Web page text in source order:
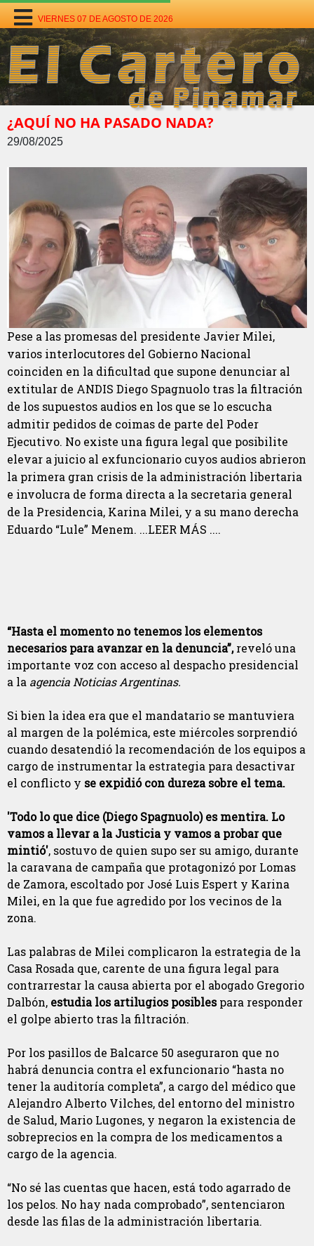
VIERNES 07 DE AGOSTO DE 2026
¿AQUÍ NO HA PASADO NADA?
29/08/2025
Pese a las promesas del presidente Javier Milei,
varios interlocutores del Gobierno Nacional
coinciden en la dificultad que supone denunciar al
extitular de ANDIS Diego Spagnuolo tras la filtración
de los supuestos audios en los que se lo escucha
admitir pedidos de coimas de parte del Poder
Ejecutivo. No existe una figura legal que posibilite
elevar a juicio al exfuncionario cuyos audios abrieron
la primera gran crisis de la administración libertaria
e involucra de forma directa a la secretaria general
de la Presidencia, Karina Milei, y a su mano derecha
Eduardo “Lule” Menem. ...LEER MÁS ....
“Hasta el momento no tenemos los elementos
necesarios para avanzar en la denuncia”,reveló una
importante voz con acceso al despacho presidencial
a la agencia Noticias Argentinas.
Si bien la idea era que el mandatario se mantuviera
al margen de la polémica, este miércoles sorprendió
cuando desatendió la recomendación de los equipos a
cargo de instrumentar la estrategia para desactivar
el conflicto y se expidió con dureza sobre el tema.
'Todo lo que dice (Diego Spagnuolo) es mentira. Lo
vamos a llevar a la Justicia y vamos a probar que
mintió', sostuvo de quien supo ser su amigo, durante
la caravana de campaña que protagonizó por Lomas
de Zamora, escoltado por José Luis Espert y Karina
Milei, en la que fue agredido por los vecinos de la
zona.
Las palabras de Milei complicaron la estrategia de la
Casa Rosada que, carente de una figura legal para
contrarrestar la causa abierta por el abogado Gregorio
Dalbón, estudia los artilugios posiblespara responder
el golpe abierto tras la filtración.
Por los pasillos de Balcarce 50 aseguraron que no
habrá denuncia contra el exfuncionario “hasta no
tener la auditoría completa”, a cargo del médico que
Alejandro Alberto Vilches, del entorno del ministro
de Salud, Mario Lugones, y negaron la existencia de
sobreprecios en la compra de los medicamentos a
cargo de la agencia.
“No sé las cuentas que hacen, está todo agarrado de
los pelos. No hay nada comprobado”, sentenciaron
desde las filas de la administración libertaria.